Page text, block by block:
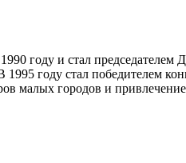
году и стал председателем
1995 году стал победителем
малых городов и